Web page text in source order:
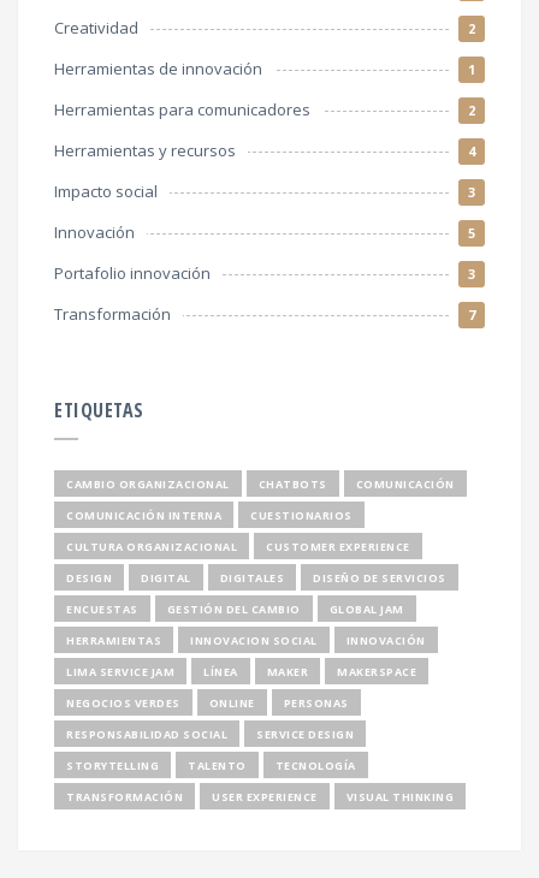
Creatividad 2
Herramientas de innovación 1
Herramientas para comunicadores 2
Herramientas y recursos 4
Impacto social 3
Innovación 5
Portafolio innovación 3
Transformación 7
ETIQUETAS
CAMBIO ORGANIZACIONAL CHATBOTS
COMUNICACIÓN
COMUNICACIÓN INTERNA
CUESTIONARIOS
CULTURA ORGANIZACIONAL
CUSTOMER EXPERIENCE
DESIGN
DIGITAL DIGITALES
DISEÑO DE SERVICIOS
ENCUESTAS
GESTIÓN DEL CAMBIO
GLOBAL JAM
HERRAMIENTAS
INNOVACION SOCIAL
INNOVACIÓN
LIMA SERVICE JAM
LÍNEA MAKER
MAKERSPACE
NEGOCIOS VERDES
ONLINE
PERSONAS
RESPONSABILIDAD SOCIAL
SERVICE DESIGN
STORYTELLING
TALENTO
TECNOLOGÍA
TRANSFORMACIÓN
USER EXPERIENCE VISUAL THINKING